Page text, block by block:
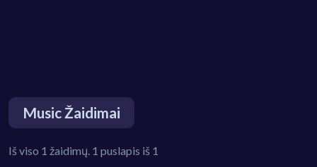
Music Žaidimai
Iš viso 1 žaidimų. 1 puslapis iš 1